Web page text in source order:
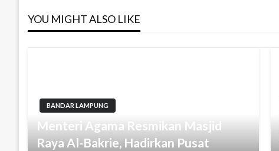
YOU MIGHT ALSO LIKE
BANDAR LAMPUNG
Menteri Agama Resmikan Masjid
Raya Al-Bakrie, Hadirkan Pusat